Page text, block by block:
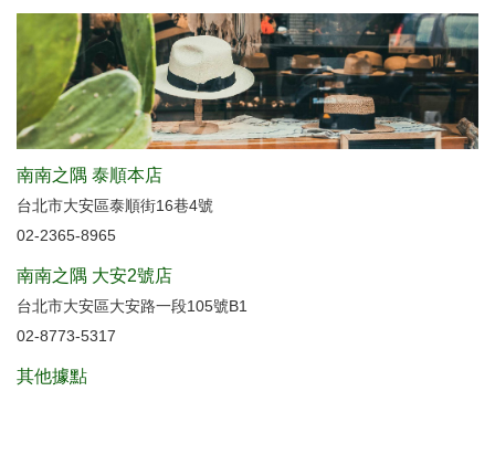
南南之隅 泰順本店
台北市大安區泰順街16巷4號
02-2365-8965
南南之隅 大安2號店
台北市大安區大安路一段105號B1
02-8773-5317
其他據點